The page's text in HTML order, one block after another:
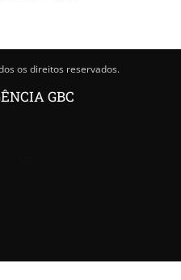
os direitos reservados.
GBC